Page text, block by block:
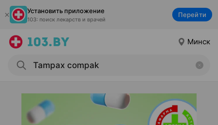
Установить приложение
103: поиск лекарств и врачей
Перейти
Минск